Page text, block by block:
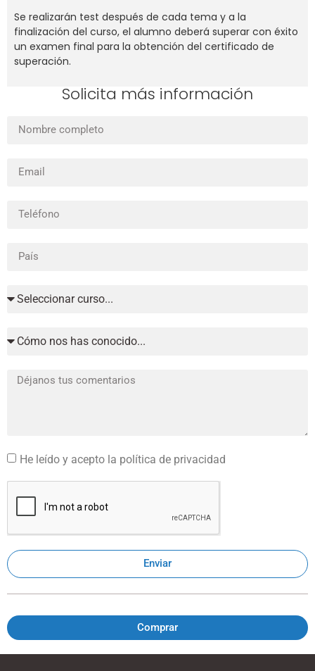
Se realizarán test después de cada tema y a la
finalización del curso, el alumno deberá superar con éxito
un examen final para la obtención del certificado de
superación.
Solicita más información
He leído y acepto la política de privacidad
Enviar
Comprar